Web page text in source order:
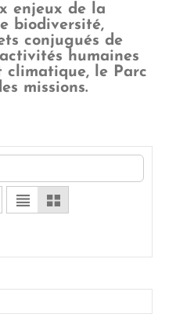
enjeux de la
biodiversité,
conjugués de
humaines
climatique, le Parc
missions.